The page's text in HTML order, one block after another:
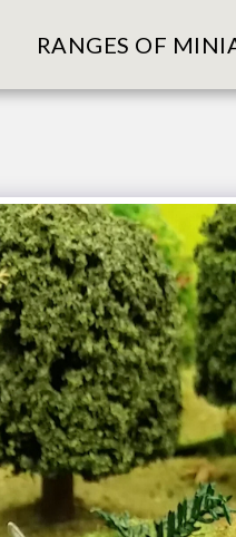
RANGES OF